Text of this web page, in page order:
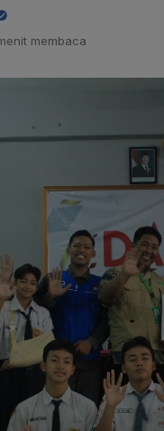
membaca